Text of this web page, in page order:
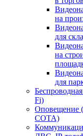
на
для
на
для
Fi)
СОТА)